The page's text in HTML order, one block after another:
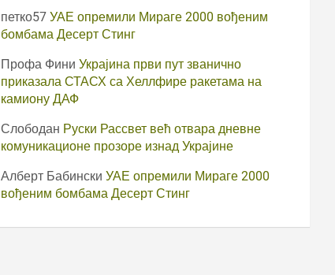
петко57 УАЕ опремили Мираге 2000 вођеним
бомбама Десерт Стинг
Профа Фини Украјина први пут званично
приказала СТАСХ са Хеллфире ракетама на
камиону ДАФ
Слободан Руски Рассвет већ отвара дневне
комуникационе прозоре изнад Украјине
Алберт Бабински УАЕ опремили Мираге 2000
вођеним бомбама Десерт Стинг